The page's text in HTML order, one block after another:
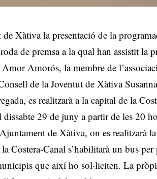
Xàtiva la presentació de la
de premsa a la qual han assistit la
Amorós, la membre de
de la Joventut de Xàtiva
es realitzarà a la capital de la
29 de juny a partir de les 20
de Xàtiva, on es realitzarà
Costera-Canal s’habilitarà un bus per
que així ho sol·liciten. La